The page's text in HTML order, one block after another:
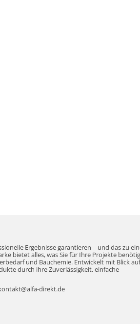
Ergebnisse garantieren – und das zu
bietet alles, was Sie für Ihre Projekte
und Bauchemie. Entwickelt mit Blick
durch ihre Zuverlässigkeit, einfache
direkt.de